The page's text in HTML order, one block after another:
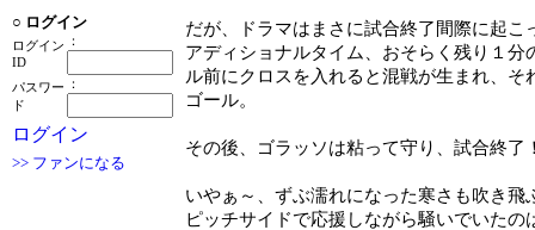
○ ログイン
ログイン
ID
：
パスワー
ド
：
ログイン
>> ファンになる
だが、ドラマはまさに試合終了間際に起こ
アディショナルタイム、おそらく残り１
ル前にクロスを入れると混戦が生まれ、
ゴール。
その後、ゴラッソは粘って守り、試合終了
いやぁ～、ずぶ濡れになった寒さも吹き
ピッチサイドで応援しながら騒いでいたの